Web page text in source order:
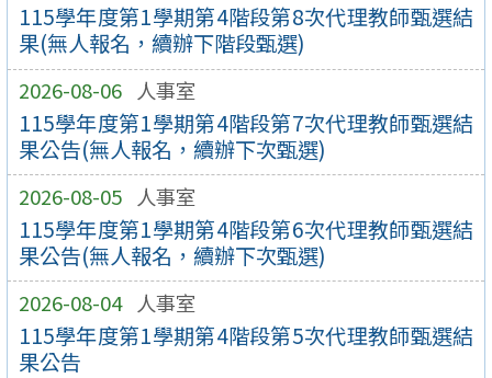
115學年度第1學期第4階段第8次代理教師甄選結
果(無人報名，續辦下階段甄選)
2026-08-06 人事室
115學年度第1學期第4階段第7次代理教師甄選結
果公告(無人報名，續辦下次甄選)
2026-08-05 人事室
115學年度第1學期第4階段第6次代理教師甄選結
果公告(無人報名，續辦下次甄選)
2026-08-04 人事室
115學年度第1學期第4階段第5次代理教師甄選結
果公告